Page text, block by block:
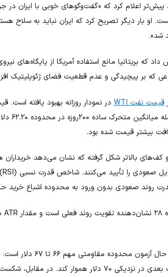
پیش‌تر اعلام کرد که «گفت‌وگوهای خوبی با ایران در
شد».
که بریتانیا مانع استفاده آمریکا از پایگاه‌های
که بر پیچیدگی و عدم قطعیت فضای ژئوپلیتیک
قیمت نفت WTI
در نمودار روزانه بهبود یافته است.
متحرک
بیشتر قیمت شده بود.
بالاتر شکل گرفته که نشان می‌دهد خریداران
در سمت صعودی، قیمت